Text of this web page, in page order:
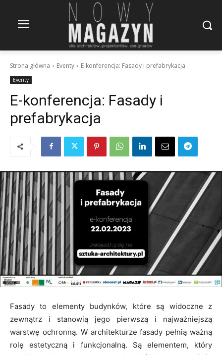
Strona główna Eventy E-konferencja: Fasady i prefabrykacja
Eventy
E-konferencja: Fasady i
prefabrykacja
Fasady to elementy budynków, które są widoczne z
zewnątrz i stanowią jego pierwszą i najważniejszą
warstwę ochronną. W architekturze fasady pełnią ważną
rolę estetyczną i funkcjonalną. Są elementem, który